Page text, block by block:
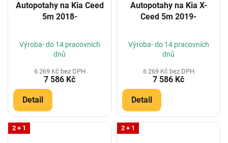
Autopotahy na Kia Ceed
5m 2018-
Výroba- do 14 pracovních
dnů
6 269 Kč bez DPH
7 586 Kč
Detail
Autopotahy na Kia X-
Ceed 5m 2019-
Výroba- do 14 pracovních
dnů
6 269 Kč bez DPH
7 586 Kč
Detail
2 + 1 2 + 1